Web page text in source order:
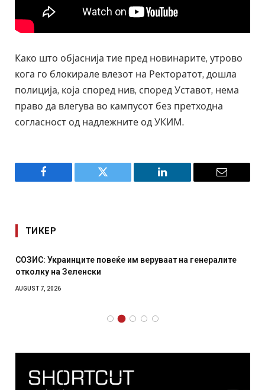
Како што објаснија тие пред новинарите, утрово
кога го блокирале влезот на Ректоратот, дошла
полиција, која според нив, според Уставот, нема
право да влегува во кампусот без претходна
согласност од надлежните од УКИМ.
Facebook Twitter LinkedIn Email
ТИКЕР
СОЗИС: Украинците повеќе им веруваат на генералите
отколку на Зеленски
AUGUST 7, 2026